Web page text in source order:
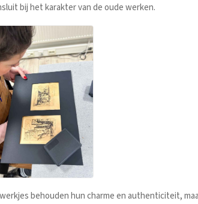
bij het karakter van de oude werken.
behouden hun charme en authenticiteit,